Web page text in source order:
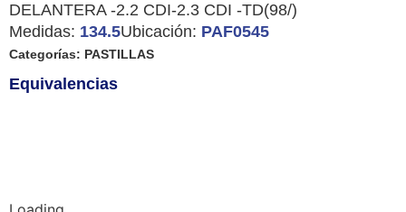
DELANTERA -2.2 CDI-2.3 CDI -TD(98/)
Medidas: 134.5Ubicación: PAF0545
Categorías: PASTILLAS
Equivalencias